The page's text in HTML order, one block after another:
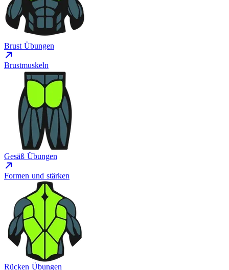
Brust Übungen
Brustmuskeln
Gesäß Übungen
Formen und stärken
Rücken Übungen